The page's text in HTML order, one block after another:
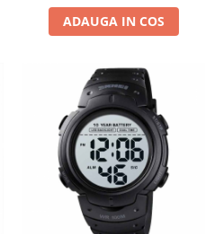
ADAUGA IN COS